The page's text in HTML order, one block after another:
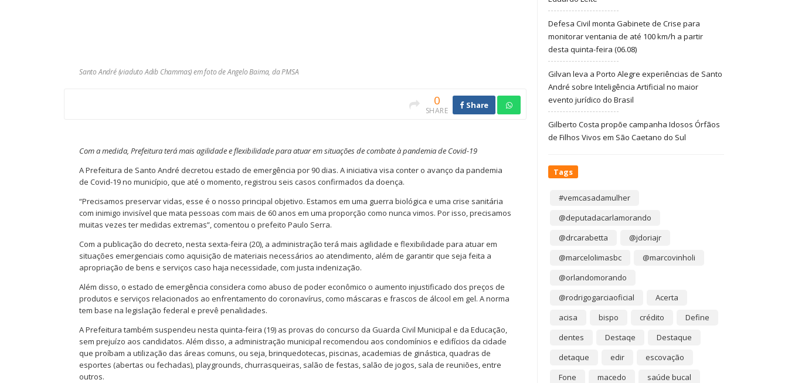
Santo André (viaduto Adib Chammas) em foto de Angelo Baima, da PMSA
0
SHARE
Share
Com a medida, Prefeitura terá mais agilidade e flexibilidade para atuar em situações de combate à pandemia de Covid-19
A Prefeitura de Santo André decretou estado de emergência por 90 dias. A iniciativa visa conter o avanço da pandemia
de Covid-19 no município, que até o momento, registrou seis casos confirmados da doença.
“Precisamos preservar vidas, esse é o nosso principal objetivo. Estamos em uma guerra biológica e uma crise sanitária
com inimigo invisível que mata pessoas com mais de 60 anos em uma proporção como nunca vimos. Por isso, precisamos
muitas vezes ter medidas extremas”, comentou o prefeito Paulo Serra.
Com a publicação do decreto, nesta sexta-feira (20), a administração terá mais agilidade e flexibilidade para atuar em
situações emergenciais como aquisição de materiais necessários ao atendimento, além de garantir que seja feita a
apropriação de bens e serviços caso haja necessidade, com justa indenização.
Além disso, o estado de emergência considera como abuso de poder econômico o aumento injustificado dos preços de
produtos e serviços relacionados ao enfrentamento do coronavírus, como máscaras e frascos de álcool em gel. A norma
tem base na legislação federal e prevê penalidades.
A Prefeitura também suspendeu nesta quinta-feira (19) as provas do concurso da Guarda Civil Municipal e da Educação,
sem prejuízo aos candidatos. Além disso, a administração municipal recomendou aos condomínios e edifícios da cidade
que proíbam a utilização das áreas comuns, ou seja, brinquedotecas, piscinas, academias de ginástica, quadras de
esportes (abertas ou fechadas), playgrounds, churrasqueiras, salão de festas, salão de jogos, sala de reuniões, entre
outros.
Defesa Civil monta Gabinete de Crise para
monitorar ventania de até 100 km/h a partir
desta quinta-feira (06.08)
Gilvan leva a Porto Alegre experiências de Santo
André sobre Inteligência Artificial no maior
evento jurídico do Brasil
Gilberto Costa propõe campanha Idosos Órfãos
de Filhos Vivos em São Caetano do Sul
Tags
#vemcasadamulher
@deputadacarlamorando
@drcarabetta
@jdoriajr
@marcelolimasbc
@marcovinholi
@orlandomorando
@rodrigogarciaoficial
Acerta
acisa
bispo crédito
Define
dentes
Destaqe
Destaque
detaque
edir
escovação
Fone
macedo
saúde bucal